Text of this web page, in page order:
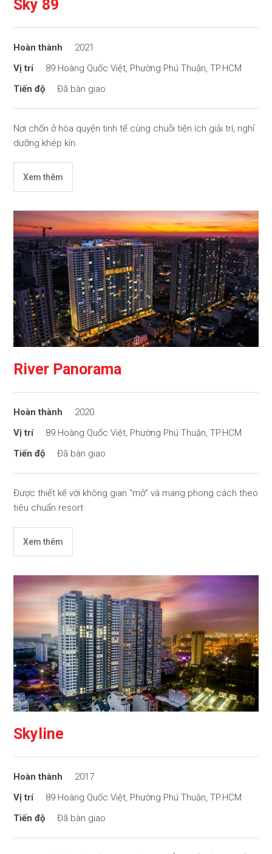
Sky 89
2021
89 Hoàng Quốc Việt, Phường Phú Thuận, TP.HCM
Đã bàn giao
Nơi chốn ở hòa quyện tinh tế cùng chuỗi tiện ích giải trí, nghỉ
dưỡng khép kín.
Xem thêm
River Panorama
2020
89 Hoàng Quốc Việt, Phường Phú Thuận, TP.HCM
Đã bàn giao
Được thiết kế với không gian “mở” và mang phong cách theo
tiêu chuẩn resort
Xem thêm
Skyline
2017
89 Hoàng Quốc Việt, Phường Phú Thuận, TP.HCM
Đã bàn giao